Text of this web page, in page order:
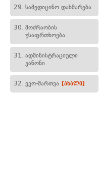
29. სამედიცინო დახმარება
30. მოძრაობის
უსაფრთხოება
31. ადმინისტრაციული
კანონი
32. ეკო-მართვა [ახალი]